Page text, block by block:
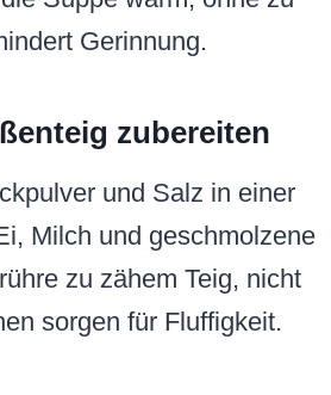
Gerinnung.
zubereiten
und Salz in einer
Milch und geschmolzene
zu zähem Teig, nicht
sorgen für Fluffigkeit.